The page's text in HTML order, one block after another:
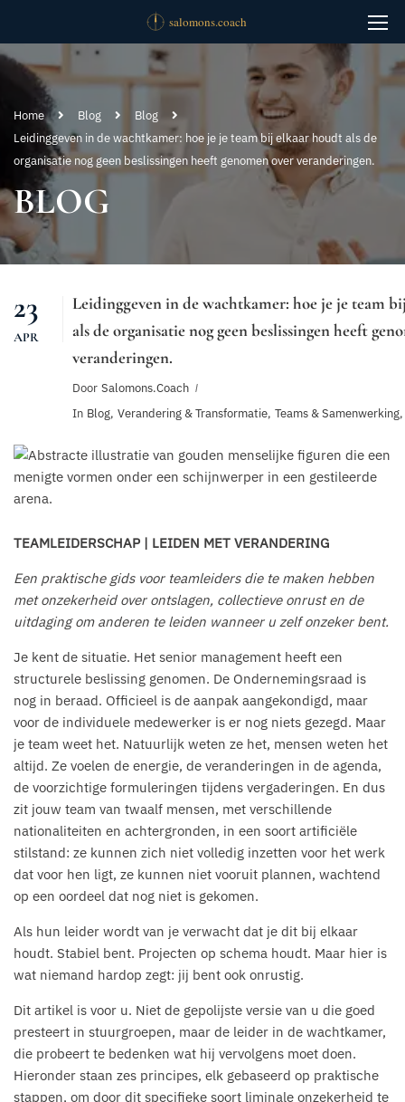
Home Blog
Blog
Leidinggeven in de wachtkamer: hoe je je team bij elkaar houdt als de
organisatie nog geen beslissingen heeft genomen over veranderingen.
BLOG
23
APR
Leidinggeven in de wachtkamer: hoe je je team
als de organisatie nog geen beslissingen heeft
veranderingen.
Door Salomons.coach
In Blog, Verandering & Transformatie, Teams & Samenwerking,
TEAMLEIDERSCHAP | LEIDEN MET VERANDERING
Een praktische gids voor teamleiders die te maken hebben
met onzekerheid over ontslagen, collectieve onrust en de
uitdaging om anderen te leiden wanneer u zelf onzeker bent.
Je kent de situatie. Het senior management heeft een
structurele beslissing genomen. De Ondernemingsraad is
nog in beraad. Officieel is de aanpak aangekondigd, maar
voor de individuele medewerker is er nog niets gezegd. Maar
je team weet het. Natuurlijk weten ze het, mensen weten het
altijd. Ze voelen de energie, de veranderingen in de agenda,
de voorzichtige formuleringen tijdens vergaderingen. En dus
zit jouw team van twaalf mensen, met verschillende
nationaliteiten en achtergronden, in een soort artificiële
stilstand: ze kunnen zich niet volledig inzetten voor het werk
dat voor hen ligt, ze kunnen niet vooruit plannen, wachtend
op een oordeel dat nog niet is gekomen.
Als hun leider wordt van je verwacht dat je dit bij elkaar
houdt. Stabiel bent. Projecten op schema houdt. Maar hier is
wat niemand hardop zegt: jij bent ook onrustig.
Dit artikel is voor u. Niet de gepolijste versie van u die goed
presteert in stuurgroepen, maar de leider in de wachtkamer,
die probeert te bedenken wat hij vervolgens moet doen.
Hieronder staan zes principes, elk gebaseerd op praktische
stappen, om door dit specifieke soort liminale onzekerheid te